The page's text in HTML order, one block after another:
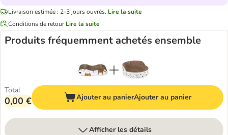
Livraison estimée : 2-3 jours ouvrés. Lire la suite
Conditions de retour Lire la suite
Produits fréquemment achetés ensemble
Total
0,00 € Ajouter au panierAjouter au panier
Afficher les détails